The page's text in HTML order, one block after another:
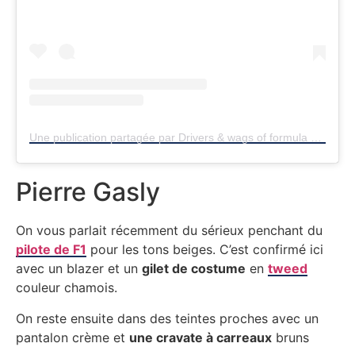
Une publication partagée par Drivers & wags of formula 1 (@f1wagsanddrivers)
Pierre Gasly
On vous parlait récemment du sérieux penchant du
pilote de F1 pour les tons beiges. C’est confirmé ici
avec un blazer et un gilet de costume en tweed
couleur chamois.
On reste ensuite dans des teintes proches avec un
pantalon crème et une cravate à carreaux bruns